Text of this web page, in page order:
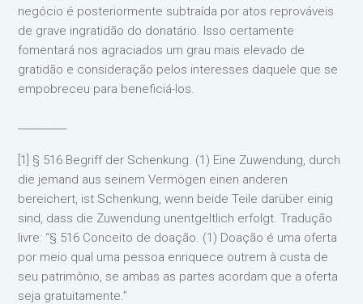
negócio é posteriormente subtraída por atos reprováveis
de grave ingratidão do donatário. Isso certamente
fomentará nos agraciados um grau mais elevado de
gratidão e consideração pelos interesses daquele que se
empobreceu para beneficiá-los.
[1] § 516 Begriff der Schenkung. (1) Eine Zuwendung, durch
die jemand aus seinem Vermögen einen anderen
bereichert, ist Schenkung, wenn beide Teile darüber einig
sind, dass die Zuwendung unentgeltlich erfolgt. Tradução
livre: “§ 516 Conceito de doação. (1) Doação é uma oferta
por meio qual uma pessoa enriquece outrem à custa de
seu patrimônio, se ambas as partes acordam que a oferta
seja gratuitamente.”